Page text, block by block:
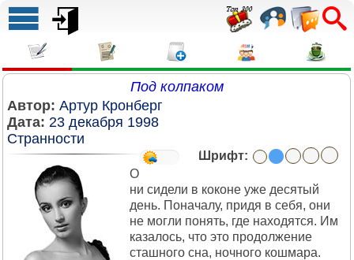
Под колпаком
Автор: Артур Кронберг
Дата: 23 декабря 1998
Странности
Шрифт:
О
ни сидели в коконе уже десятый
день. Поначалу, придя в себя, они
не могли понять, где находятся. Им
казалось, что это продолжение
сташного сна, ночного кошмара.